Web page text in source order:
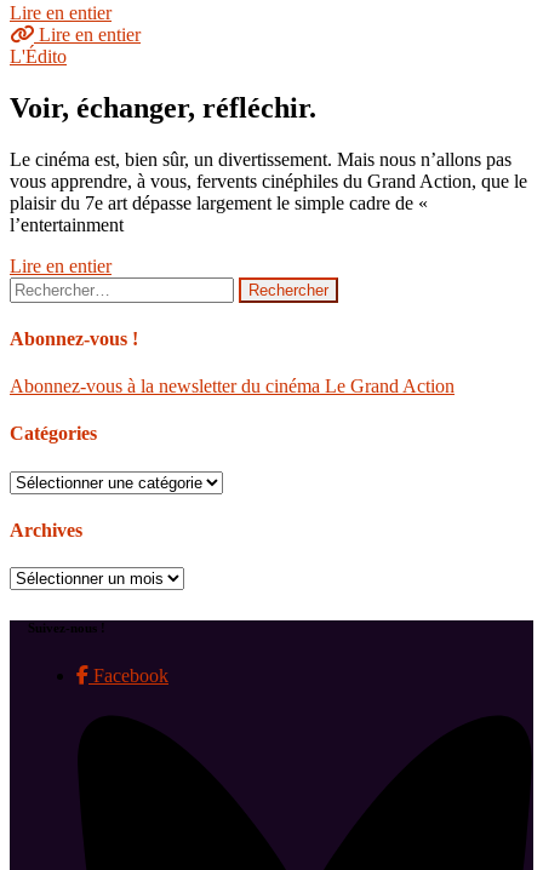
Lire en entier
Lire en entier
L'Édito
Voir, échanger, réfléchir.
Le cinéma est, bien sûr, un divertissement. Mais nous n’allons pas
vous apprendre, à vous, fervents cinéphiles du Grand Action, que le
plaisir du 7e art dépasse largement le simple cadre de «
l’entertainment
Lire en entier
Rechercher :
Abonnez-vous !
Abonnez-vous à la newsletter du cinéma Le Grand Action
Catégories
Catégories
Archives
Archives
Suivez-nous !
Facebook